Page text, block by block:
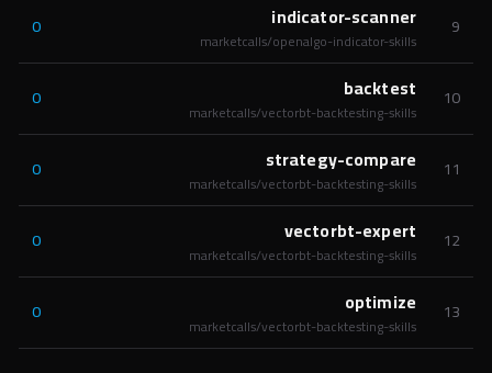
9
indicator-scanner
marketcalls/openalgo-indicator-skills
0
10
backtest
marketcalls/vectorbt-backtesting-skills
0
11
strategy-compare
marketcalls/vectorbt-backtesting-skills
0
12
vectorbt-expert
marketcalls/vectorbt-backtesting-skills
0
13
optimize
marketcalls/vectorbt-backtesting-skills
0